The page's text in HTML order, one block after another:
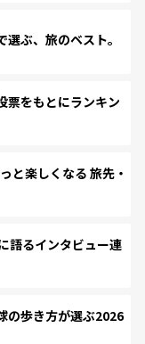
ぶ、旅のベスト。
をもとにランキン
楽しくなる 旅先・
語るインタビュー連
の歩き方が選ぶ2026